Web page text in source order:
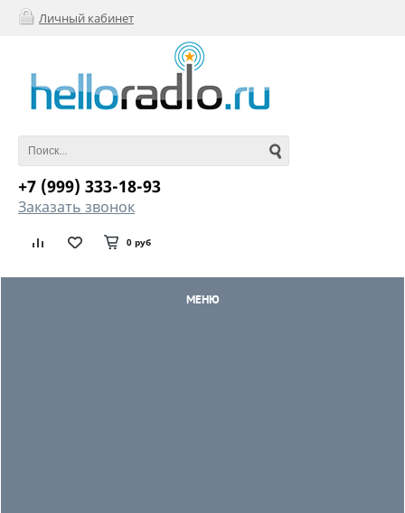
Личный кабинет
+7 (999) 333-18-93
Заказать звонок
0 руб
МЕНЮ